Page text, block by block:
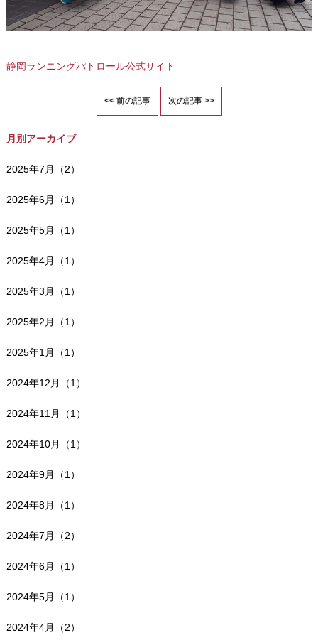
静岡ランニングパトロール公式サイト
<< 前の記事 次の記事 >>
月別アーカイブ
2025年7月（2）
2025年6月（1）
2025年5月（1）
2025年4月（1）
2025年3月（1）
2025年2月（1）
2025年1月（1）
2024年12月（1）
2024年11月（1）
2024年10月（1）
2024年9月（1）
2024年8月（1）
2024年7月（2）
2024年6月（1）
2024年5月（1）
2024年4月（2）